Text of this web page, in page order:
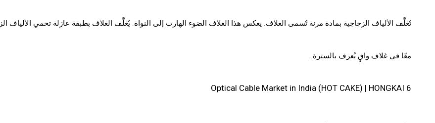
تُغلَّف الألياف الزجاجية بمادة مرنة تُسمى الغلاف. يعكس هذا الغلاف الضوء الهارب إلى النواة. يُغلَّف الغلاف بطبقة عازلة تحمي
معًا في غلاف واقٍ يُعرف بالسترة.
Optical Cable Market in India (HOT CAKE) | HONGKAI 6